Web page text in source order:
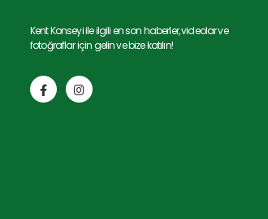
Kent Konseyi ile ilgili en son haberler, videolar ve
fotoğraflar için gelin ve bize katılın!